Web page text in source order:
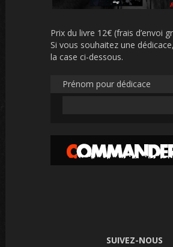
Prix du livre 12€ (frais d’envoi
Si vous souhaitez une
la case ci-dessous.
Prénom pour dédicace
SUIVEZ-NOUS